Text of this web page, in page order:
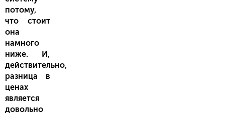
потому,
что стоит
она
намного
ниже. И,
действительно,
разница в
ценах
является
довольно